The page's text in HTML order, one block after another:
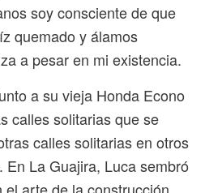
soy consciente de que
quemado y álamos
a pesar en mi existencia.
a su vieja Honda Econo
calles solitarias que se
calles solitarias en otros
En La Guajira, Luca sembró